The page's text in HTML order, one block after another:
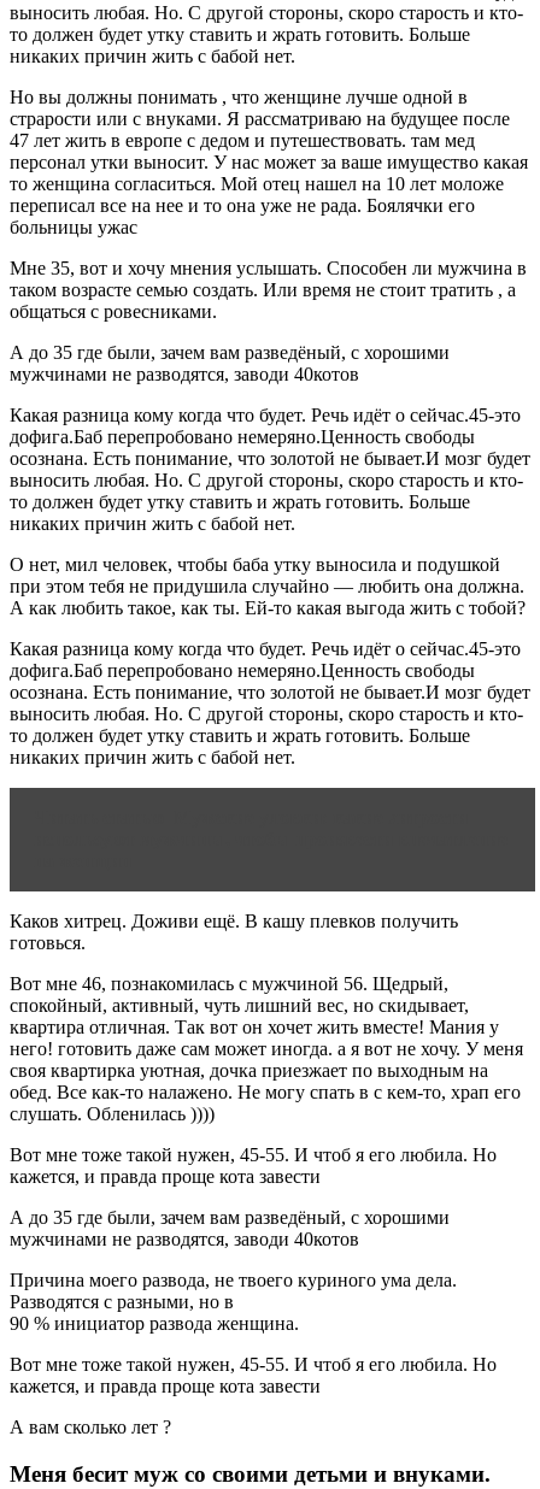
выносить любая. Но. С другой стороны, скоро старость и кто-
то должен будет утку ставить и жрать готовить. Больше
никаких причин жить с бабой нет.
Но вы должны понимать , что женщине лучше одной в
страрости или с внуками. Я рассматриваю на будущее после
47 лет жить в европе с дедом и путешествовать. там мед
персонал утки выносит. У нас может за ваше имущество какая
то женщина согласиться. Мой отец нашел на 10 лет моложе
переписал все на нее и то она уже не рада. Боялячки его
больницы ужас
Мне 35, вот и хочу мнения услышать. Способен ли мужчина в
таком возрасте семью создать. Или время не стоит тратить , а
общаться с ровесниками.
А до 35 где были, зачем вам разведёный, с хорошими
мужчинами не разводятся, заводи 40котов
Какая разница кому когда что будет. Речь идёт о сейчас.45-это
дофига.Баб перепробовано немеряно.Ценность свободы
осознана. Есть понимание, что золотой не бывает.И мозг будет
выносить любая. Но. С другой стороны, скоро старость и кто-
то должен будет утку ставить и жрать готовить. Больше
никаких причин жить с бабой нет.
О нет, мил человек, чтобы баба утку выносила и подушкой
при этом тебя не придушила случайно — любить она должна.
А как любить такое, как ты. Ей-то какая выгода жить с тобой?
Какая разница кому когда что будет. Речь идёт о сейчас.45-это
дофига.Баб перепробовано немеряно.Ценность свободы
осознана. Есть понимание, что золотой не бывает.И мозг будет
выносить любая. Но. С другой стороны, скоро старость и кто-
то должен будет утку ставить и жрать готовить. Больше
никаких причин жить с бабой нет.
Каков хитрец. Доживи ещё. В кашу плевков получить
готовься.
Вот мне 46, познакомилась с мужчиной 56. Щедрый,
спокойный, активный, чуть лишний вес, но скидывает,
квартира отличная. Так вот он хочет жить вместе! Мания у
него! готовить даже сам может иногда. а я вот не хочу. У меня
своя квартирка уютная, дочка приезжает по выходным на
обед. Все как-то налажено. Не могу спать в с кем-то, храп его
слушать. Обленилась ))))
Вот мне тоже такой нужен, 45-55. И чтоб я его любила. Но
кажется, и правда проще кота завести
А до 35 где были, зачем вам разведёный, с хорошими
мужчинами не разводятся, заводи 40котов
Причина моего развода, не твоего куриного ума дела.
Разводятся с разными, но в
90 % инициатор развода женщина.
Вот мне тоже такой нужен, 45-55. И чтоб я его любила. Но
кажется, и правда проще кота завести
А вам сколько лет ?
Меня бесит муж со своими детьми и внуками.